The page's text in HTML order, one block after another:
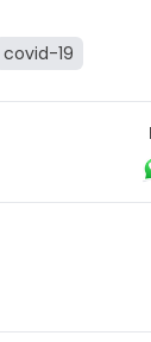
covid-19